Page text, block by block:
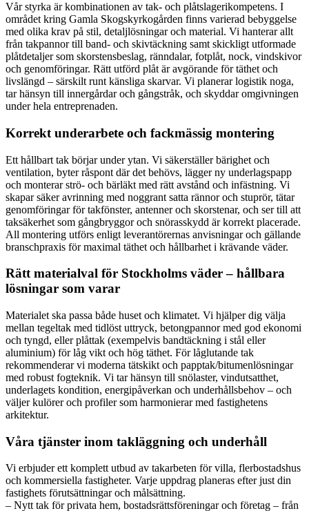
Vår styrka är kombinationen av tak- och plåtslagerikompetens. I
området kring Gamla Skogskyrkogården finns varierad bebyggelse
med olika krav på stil, detaljlösningar och material. Vi hanterar allt
från takpannor till band- och skivtäckning samt skickligt utformade
plåtdetaljer som skorstensbeslag, ränndalar, fotplåt, nock, vindskivor
och genomföringar. Rätt utförd plåt är avgörande för täthet och
livslängd – särskilt runt känsliga skarvar. Vi planerar logistik noga,
tar hänsyn till innergårdar och gångstråk, och skyddar omgivningen
under hela entreprenaden.
Korrekt underarbete och fackmässig montering
Ett hållbart tak börjar under ytan. Vi säkerställer bärighet och
ventilation, byter råspont där det behövs, lägger ny underlagspapp
och monterar strö- och bärläkt med rätt avstånd och infästning. Vi
skapar säker avrinning med noggrant satta rännor och stuprör, tätar
genomföringar för takfönster, antenner och skorstenar, och ser till att
taksäkerhet som gångbryggor och snörasskydd är korrekt placerade.
All montering utförs enligt leverantörernas anvisningar och gällande
branschpraxis för maximal täthet och hållbarhet i krävande väder.
Rätt materialval för Stockholms väder – hållbara
lösningar som varar
Materialet ska passa både huset och klimatet. Vi hjälper dig välja
mellan tegeltak med tidlöst uttryck, betongpannor med god ekonomi
och tyngd, eller plåttak (exempelvis bandtäckning i stål eller
aluminium) för låg vikt och hög täthet. För låglutande tak
rekommenderar vi moderna tätskikt och papptak/bitumenlösningar
med robust fogteknik. Vi tar hänsyn till snölaster, vindutsatthet,
underlagets kondition, energipåverkan och underhållsbehov – och
väljer kulörer och profiler som harmonierar med fastighetens
arkitektur.
Våra tjänster inom takläggning och underhåll
Vi erbjuder ett komplett utbud av takarbeten för villa, flerbostadshus
och kommersiella fastigheter. Varje uppdrag planeras efter just din
fastighets förutsättningar och målsättning.
– Nytt tak för privata hem, bostadsrättsföreningar och företag – från